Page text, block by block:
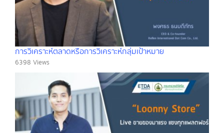
การวิเคราะห์ตลาดหรือการวิเคราะห์กลุ่มเป้าหมาย
6398 Views